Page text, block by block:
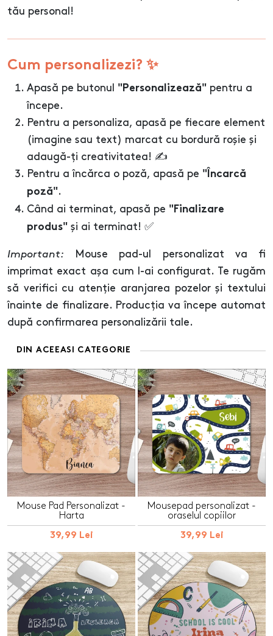
tău personal!
Cum personalizezi? ✨
Apasă pe butonul "Personalizează" pentru a
începe.
Pentru a personaliza, apasă pe fiecare element
(imagine sau text) marcat cu bordură roșie și
adaugă-ți creativitatea! ✍️
Pentru a încărca o poză, apasă pe "Încarcă
poză".
Când ai terminat, apasă pe "Finalizare
produs" și ai terminat! ✅
Important: Mouse pad-ul personalizat va fi
imprimat exact așa cum l-ai configurat. Te rugăm
să verifici cu atenție aranjarea pozelor și textului
înainte de finalizare. Producția va începe automat
după confirmarea personalizării tale.
DIN ACEEASI CATEGORIE
Mouse Pad Personalizat -
Harta
39,99 Lei
Mousepad personalizat -
oraselul copiilor
39,99 Lei